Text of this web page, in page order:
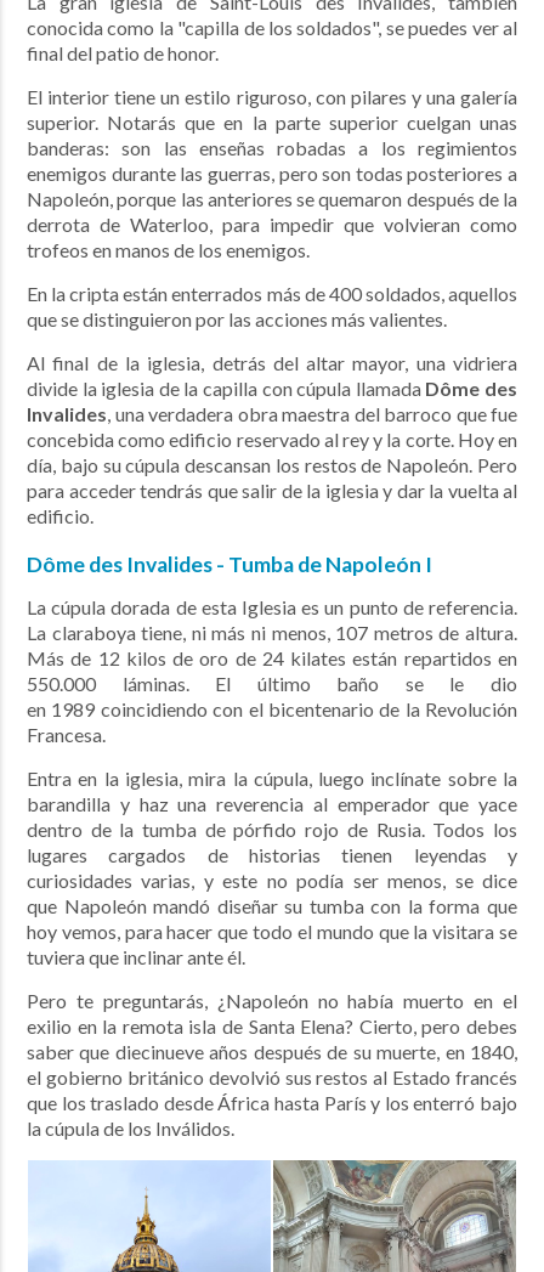
conocida como la "capilla de los soldados", se puedes ver al
final del patio de honor.
El interior tiene un estilo riguroso, con pilares y una galería
superior. Notarás que en la parte superior cuelgan unas
banderas: son las enseñas robadas a los regimientos
enemigos durante las guerras, pero son todas posteriores a
Napoleón, porque las anteriores se quemaron después de la
derrota de Waterloo, para impedir que volvieran como
trofeos en manos de los enemigos.
En la cripta están enterrados más de 400 soldados, aquellos
que se distinguieron por las acciones más valientes.
Al final de la iglesia, detrás del altar mayor, una vidriera
divide la iglesia de la capilla con cúpula llamada Dôme des
Invalides, una verdadera obra maestra del barroco que fue
concebida como edificio reservado al rey y la corte. Hoy en
día, bajo su cúpula descansan los restos de Napoleón. Pero
para acceder tendrás que salir de la iglesia y dar la vuelta al
edificio.
Dôme des Invalides- Tumba de Napoleón I
La cúpula dorada de esta Iglesia es un punto de referencia.
La claraboya tiene, ni más ni menos, 107 metros de altura.
Más de 12 kilos de oro de 24 kilates están repartidos en
550.000 láminas. El último baño se le dio
en 1989 coincidiendo con el bicentenario de la Revolución
Francesa.
Entra en la iglesia, mira la cúpula, luego inclínate sobre la
barandilla y haz una reverencia al emperador que yace
dentro de la tumba de pórfido rojo de Rusia. Todos los
lugares cargados de historias tienen leyendas y
curiosidades varias, y este no podía ser menos, se dice
que Napoleón mandó diseñar su tumba con la forma que
hoy vemos, para hacer que todo el mundo que la visitara se
tuviera que inclinar ante él.
Pero te preguntarás, ¿Napoleón no había muerto en el
exilio en la remota isla de Santa Elena? Cierto, pero debes
saber que diecinueve años después de su muerte, en 1840,
el gobierno británico devolvió sus restos al Estado francés
que los traslado desde África hasta París y los enterró bajo
la cúpula de los Inválidos.